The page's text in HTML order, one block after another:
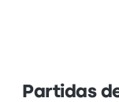
Partidas